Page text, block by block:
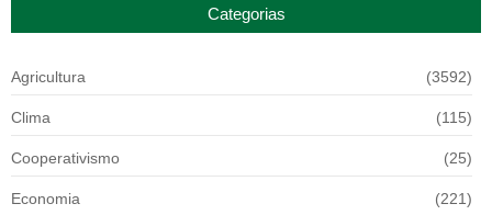
Categorias
Agricultura (3592)
Clima (115)
Cooperativismo (25)
Economia (221)